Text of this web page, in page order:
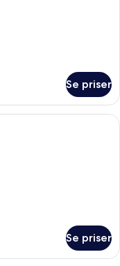
Se priser
Se priser